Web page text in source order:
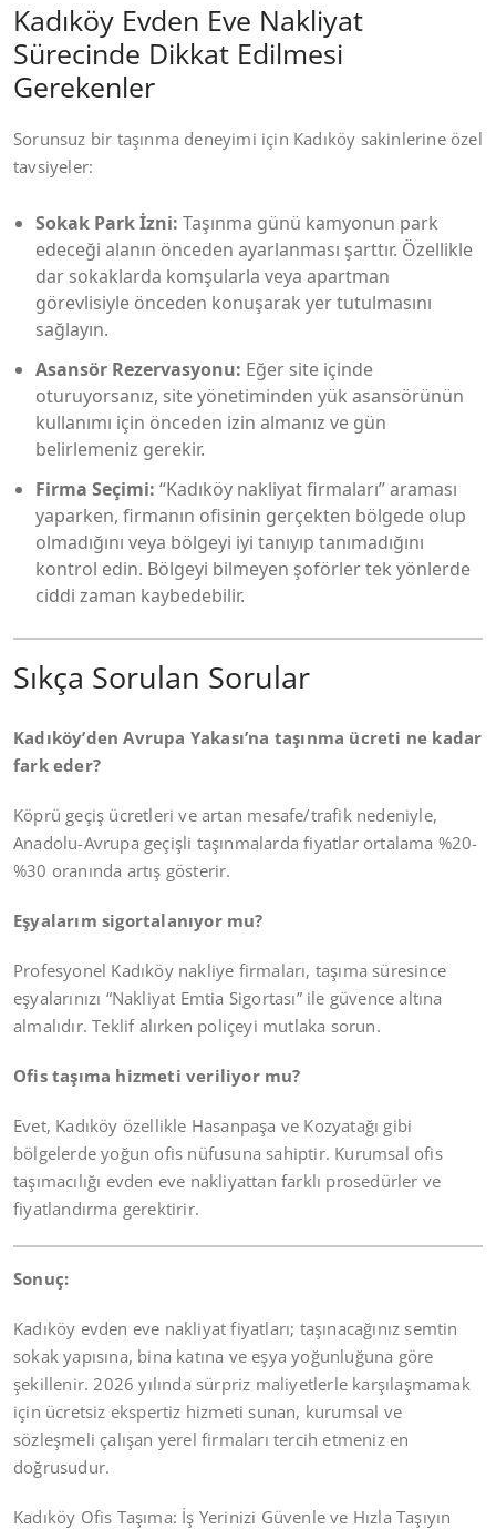
Kadıköy Evden Eve Nakliyat
Sürecinde Dikkat Edilmesi
Gerekenler
Sorunsuz bir taşınma deneyimi için Kadıköy sakinlerine özel
tavsiyeler:
Sokak Park İzni: Taşınma günü kamyonun park
edeceği alanın önceden ayarlanması şarttır. Özellikle
dar sokaklarda komşularla veya apartman
görevlisiyle önceden konuşarak yer tutulmasını
sağlayın.
Asansör Rezervasyonu: Eğer site içinde
oturuyorsanız, site yönetiminden yük asansörünün
kullanımı için önceden izin almanız ve gün
belirlemeniz gerekir.
Firma Seçimi: “Kadıköy nakliyat firmaları” araması
yaparken, firmanın ofisinin gerçekten bölgede olup
olmadığını veya bölgeyi iyi tanıyıp tanımadığını
kontrol edin. Bölgeyi bilmeyen şoförler tek yönlerde
ciddi zaman kaybedebilir.
Sıkça Sorulan Sorular
Kadıköy’den Avrupa Yakası’na taşınma ücreti ne kadar
fark eder?
Köprü geçiş ücretleri ve artan mesafe/trafik nedeniyle,
Anadolu-Avrupa geçişli taşınmalarda fiyatlar ortalama %20-
%30 oranında artış gösterir.
Eşyalarım sigortalanıyor mu?
Profesyonel Kadıköy nakliye firmaları, taşıma süresince
eşyalarınızı “Nakliyat Emtia Sigortası” ile güvence altına
almalıdır. Teklif alırken poliçeyi mutlaka sorun.
Ofis taşıma hizmeti veriliyor mu?
Evet, Kadıköy özellikle Hasanpaşa ve Kozyatağı gibi
bölgelerde yoğun ofis nüfusuna sahiptir. Kurumsal ofis
taşımacılığı evden eve nakliyattan farklı prosedürler ve
fiyatlandırma gerektirir.
Sonuç:
Kadıköy evden eve nakliyat fiyatları; taşınacağınız semtin
sokak yapısına, bina katına ve eşya yoğunluğuna göre
şekillenir. 2026 yılında sürpriz maliyetlerle karşılaşmamak
için ücretsiz ekspertiz hizmeti sunan, kurumsal ve
sözleşmeli çalışan yerel firmaları tercih etmeniz en
doğrusudur.
Kadıköy Ofis Taşıma: İş Yerinizi Güvenle ve Hızla Taşıyın